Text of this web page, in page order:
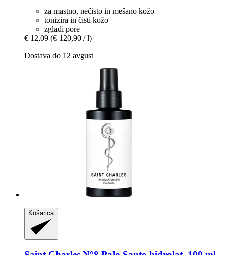
za mastno, nečisto in mešano kožo
tonizira in čisti kožo
zgladi pore
€ 12,09 (€ 120,90 / l)
Dostava do 12 avgust
Košarica